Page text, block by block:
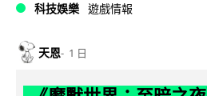
科技娛樂 遊戲情報
天恩 1 日